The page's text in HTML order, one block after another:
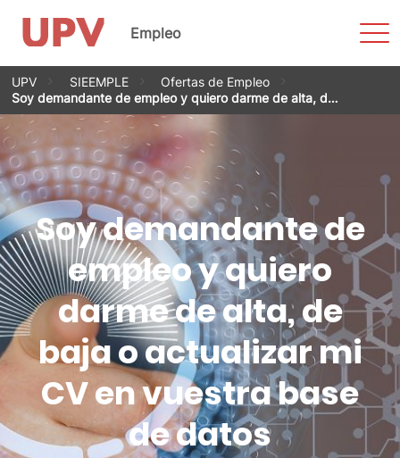
Saltar
contenido
Empleo
UPV SIEEMPLE
Ofertas de Empleo
Soy demandante de empleo y quiero darme de alta, d…
Soy demandante de
empleo y quiero
darme de alta, de
baja o actualizar mi
CV en vuestra base
de datos